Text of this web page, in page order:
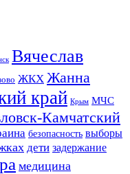
Вячеслав
ЖКХ Жанна
край Крым МЧС
Камчатский
безопасность выборы
дети задержание
медицина